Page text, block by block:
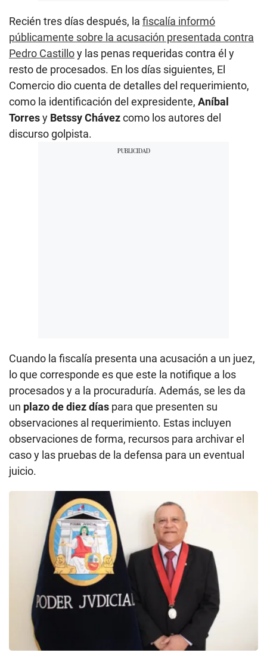
Recién tres días después, la fiscalía informó
públicamente sobre la acusación presentada contra
Pedro Castilloy las penas requeridas contra él y
resto de procesados. En los días siguientes, El
Comercio dio cuenta de detalles del requerimiento,
como la identificación del expresidente, Aníbal
Torresy Betssy Chávezcomo los autores del
discurso golpista.
Cuando la fiscalía presenta una acusación a un juez,
lo que corresponde es que este la notifique a los
procesados y a la procuraduría. Además, se les da
un plazo de diez días para que presenten su
observaciones al requerimiento. Estas incluyen
observaciones de forma, recursos para archivar el
caso y las pruebas de la defensa para un eventual
juicio.